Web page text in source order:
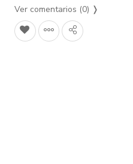
Ver comentarios (0) ❭